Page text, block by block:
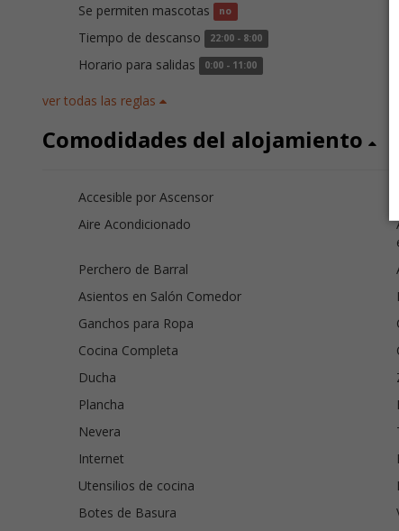
Se permiten mascotas no
Tiempo de descanso 22:00 - 8:00
Horario para salidas 0:00 - 11:00
ver todas las reglas
Comodidades del alojamiento
Accesible por Ascensor
Aire Acondicionado
Perchero de Barral
Asientos en Salón Comedor
Ganchos para Ropa
Cocina Completa
Ducha
Plancha
Nevera
Internet
Utensilios de cocina
Botes de Basura